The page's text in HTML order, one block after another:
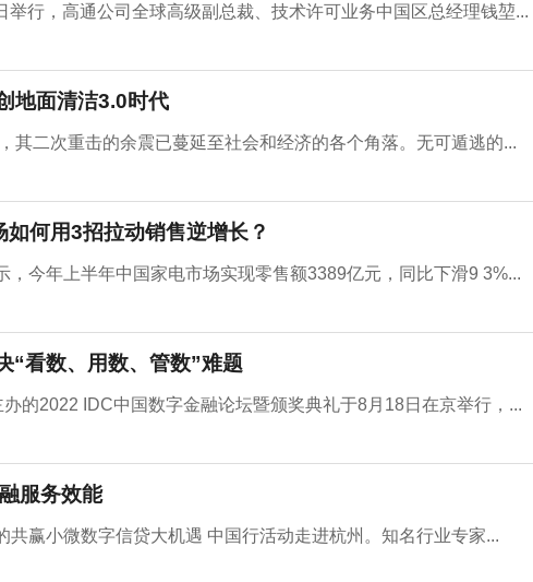
行，高通公司全球高级副总裁、技术许可业务中国区总经理钱堃...
地面清洁3.0时代
其二次重击的余震已蔓延至社会和经济的各个角落。无可遁逃的...
何用3招拉动销售逆增长？
今年上半年中国家电市场实现零售额3389亿元，同比下滑9 3%...
“看数、用数、管数”难题
的2022 IDC中国数字金融论坛暨颁奖典礼于8月18日在京举行，...
服务效能
赢小微数字信贷大机遇 中国行活动走进杭州。知名行业专家...